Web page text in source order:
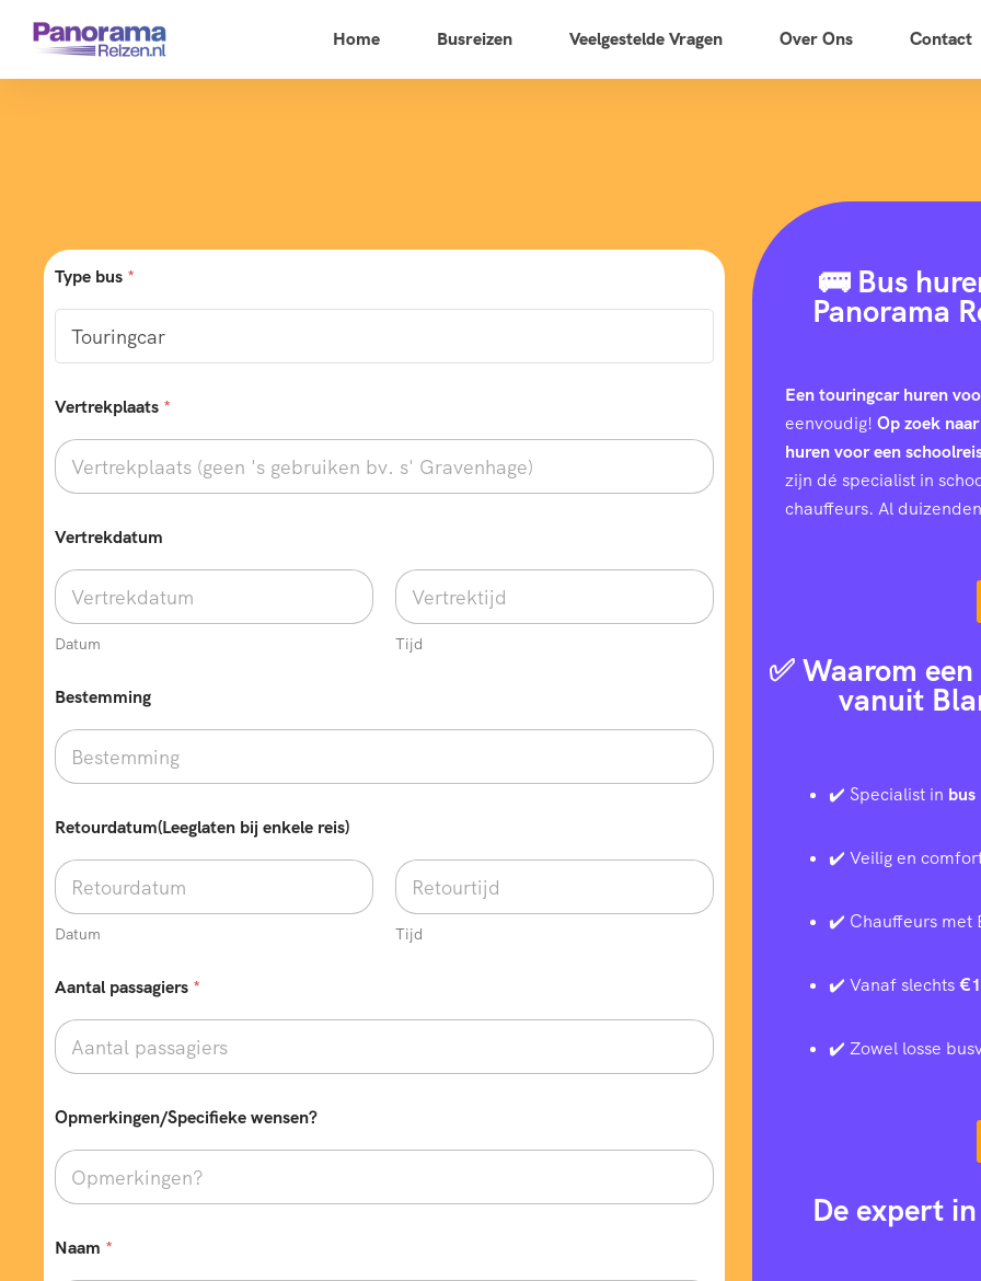
Home Busreizen Veelgestelde Vragen Over Ons Contact
Type bus *
Vertrekplaats *
Vertrekdatum
Datum Tijd
Bestemming
Retourdatum(Leeglaten bij enkele reis)
Datum Tijd
Aantal passagiers *
Opmerkingen/Specifieke wensen?
n
Naam *
🚌 Bus
Panorama
Een touringcar huren
eenvoudig! Op zoek
huren voor een
zijn dé specialist in
chauffeurs. Al
✅ Waarom
vanuit
✔️ Specialist in
✔️ Veilig en
✔️ Chauffeurs met
✔️ Vanaf slechts
✔️ Zowel losse
De expert